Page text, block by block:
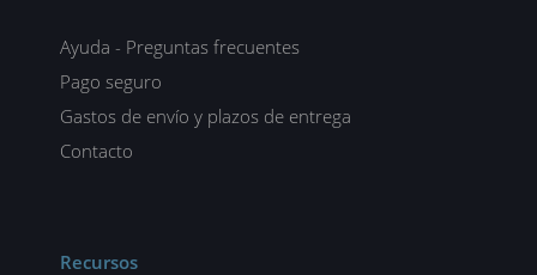
Ayuda - Preguntas frecuentes
Pago seguro
Gastos de envío y plazos de entrega
Contacto
Recursos